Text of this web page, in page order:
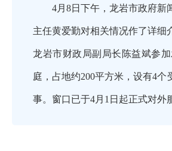
4月8日下午，龙岩市政府新闻
主任黄爱勤对相关情况作了详细
龙岩市财政局副局长陈益斌参
庭，占地约200平方米，设有4
事。窗口已于4月1日起正式对外